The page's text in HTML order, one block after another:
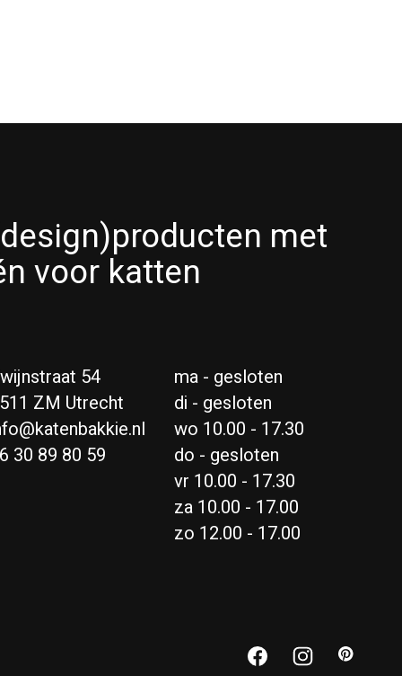
met
voor katten
54
ZM Utrecht
30 89 80 59
ma - gesloten
di - gesloten
wo 10.00 - 17.30
do - gesloten
vr 10.00 - 17.30
za 10.00 - 17.00
zo 12.00 - 17.00